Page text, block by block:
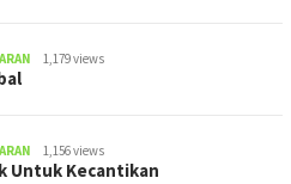
1,179 views
1,156 views
Untuk Kecantikan